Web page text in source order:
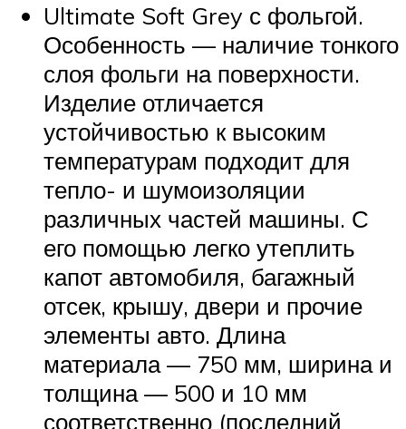
Ultimate Soft Grey с фольгой.
Особенность — наличие тонкого
слоя фольги на поверхности.
Изделие отличается
устойчивостью к высоким
температурам подходит для
тепло- и шумоизоляции
различных частей машины. С
его помощью легко утеплить
капот автомобиля, багажный
отсек, крышу, двери и прочие
элементы авто. Длина
материала — 750 мм, ширина и
толщина — 500 и 10 мм
соответственно (последний